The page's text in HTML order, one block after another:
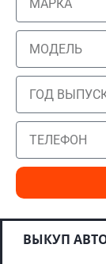
ВЫКУП